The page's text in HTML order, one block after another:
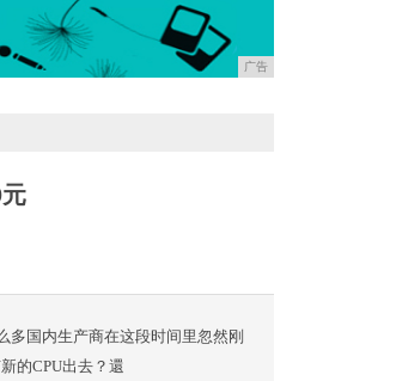
广告
多国内生产商在这段时间里忽然刚
的CPU出去？還